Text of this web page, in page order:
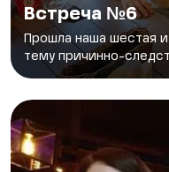
Встреча №6
Прошла наша шестая
тему причинно-